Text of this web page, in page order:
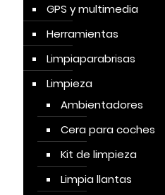
GPS y multimedia
Herramientas
Limpiaparabrisas
Limpieza
Ambientadores
Cera para coches
Kit de limpieza
Limpia llantas